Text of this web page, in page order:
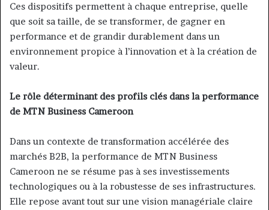
Ces dispositifs permettent à chaque entreprise, quelle
que soit sa taille, de se transformer, de gagner en
performance et de grandir durablement dans un
environnement propice à l’innovation et à la création de
valeur.
Le rôle déterminant des profils clés dans la performance
de MTN Business Cameroon
Dans un contexte de transformation accélérée des
marchés B2B, la performance de MTN Business
Cameroon ne se résume pas à ses investissements
technologiques ou à la robustesse de ses infrastructures.
Elle repose avant tout sur une vision managériale claire